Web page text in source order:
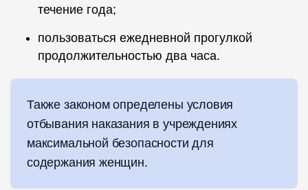
течение года;
пользоваться ежедневной прогулкой
продолжительностью два часа.
Также законом определены условия
отбывания наказания в учреждениях
максимальной безопасности для
содержания женщин.